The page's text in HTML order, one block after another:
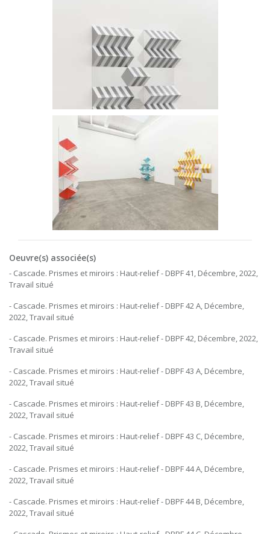
Oeuvre(s) associée(s)
- Cascade. Prismes et miroirs : Haut-relief - DBPF 41, Décembre, 2022,
Travail situé
- Cascade. Prismes et miroirs : Haut-relief - DBPF 42 A, Décembre,
2022, Travail situé
- Cascade. Prismes et miroirs : Haut-relief - DBPF 42, Décembre, 2022,
Travail situé
- Cascade. Prismes et miroirs : Haut-relief - DBPF 43 A, Décembre,
2022, Travail situé
- Cascade. Prismes et miroirs : Haut-relief - DBPF 43 B, Décembre,
2022, Travail situé
- Cascade. Prismes et miroirs : Haut-relief - DBPF 43 C, Décembre,
2022, Travail situé
- Cascade. Prismes et miroirs : Haut-relief - DBPF 44 A, Décembre,
2022, Travail situé
- Cascade. Prismes et miroirs : Haut-relief - DBPF 44 B, Décembre,
2022, Travail situé